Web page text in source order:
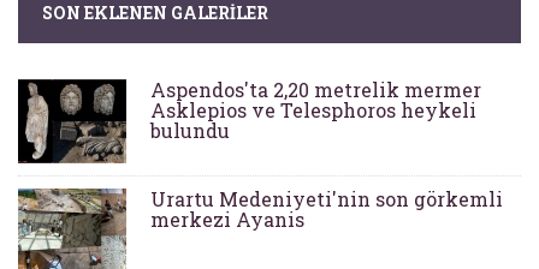
SON EKLENEN GALERILER
Aspendos'ta 2,20 metrelik mermer
Asklepios ve Telesphoros heykeli
bulundu
Urartu Medeniyeti'nin son görkemli
merkezi Ayanis